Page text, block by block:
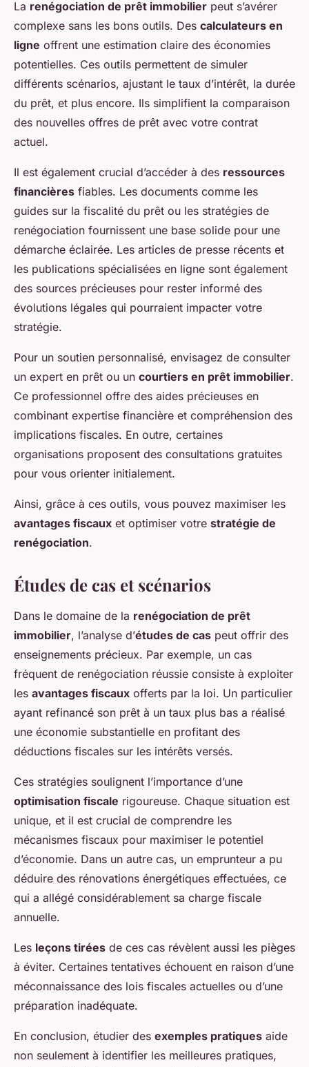
La renégociation de prêt immobilier peut s’avérer
complexe sans les bons outils. Des calculateurs en
ligne offrent une estimation claire des économies
potentielles. Ces outils permettent de simuler
différents scénarios, ajustant le taux d’intérêt, la durée
du prêt, et plus encore. Ils simplifient la comparaison
des nouvelles offres de prêt avec votre contrat
actuel.
Il est également crucial d’accéder à des ressources
financières fiables. Les documents comme les
guides sur la fiscalité du prêt ou les stratégies de
renégociation fournissent une base solide pour une
démarche éclairée. Les articles de presse récents et
les publications spécialisées en ligne sont également
des sources précieuses pour rester informé des
évolutions légales qui pourraient impacter votre
stratégie.
Pour un soutien personnalisé, envisagez de consulter
un expert en prêt ou un courtiers en prêt immobilier.
Ce professionnel offre des aides précieuses en
combinant expertise financière et compréhension des
implications fiscales. En outre, certaines
organisations proposent des consultations gratuites
pour vous orienter initialement.
Ainsi, grâce à ces outils, vous pouvez maximiser les
avantages fiscaux et optimiser votre stratégie de
renégociation.
Études de cas et scénarios
Dans le domaine de la renégociation de prêt
immobilier, l’analyse d’études de cas peut offrir des
enseignements précieux. Par exemple, un cas
fréquent de renégociation réussie consiste à exploiter
les avantages fiscaux offerts par la loi. Un particulier
ayant refinancé son prêt à un taux plus bas a réalisé
une économie substantielle en profitant des
déductions fiscales sur les intérêts versés.
Ces stratégies soulignent l’importance d’une
optimisation fiscale rigoureuse. Chaque situation est
unique, et il est crucial de comprendre les
mécanismes fiscaux pour maximiser le potentiel
d’économie. Dans un autre cas, un emprunteur a pu
déduire des rénovations énergétiques effectuées, ce
qui a allégé considérablement sa charge fiscale
annuelle.
Les leçons tirées de ces cas révèlent aussi les pièges
à éviter. Certaines tentatives échouent en raison d’une
méconnaissance des lois fiscales actuelles ou d’une
préparation inadéquate.
En conclusion, étudier des exemples pratiques aide
non seulement à identifier les meilleures pratiques,